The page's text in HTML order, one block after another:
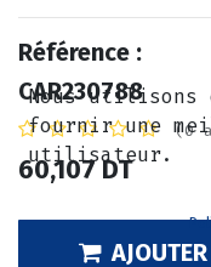
Référence :
CAR230788
(0
60,107DT
Nous utilisons
fournir une
utilisateur.